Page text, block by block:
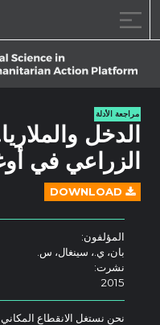
مراجعة الأدلة
الدخل
الزراعي في
DOWNLOAD
المؤلفون:
بان، ي.، سينغال، س.
نشرت:
2015
نحن نستغل الانقطاع